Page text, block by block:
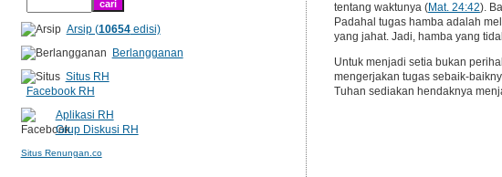
tentang waktunya (Mat. 24:42).
Padahal tugas hamba adalah
yang jahat. Jadi, hamba yang
Untuk menjadi setia bukan
mengerjakan tugas sebaik-
Tuhan sediakan hendaknya
Arsip (10654edisi)
Berlangganan
Situs RH
Facebook RH
Aplikasi RH
Grup Diskusi RH
Situs Renungan.co